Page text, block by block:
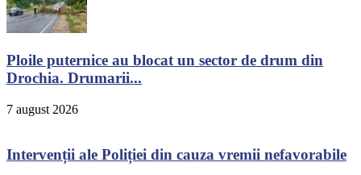
Ploile puternice au blocat un sector de drum din
Drochia. Drumarii...
7 august 2026
Intervenții ale Poliției din cauza vremii nefavorabile